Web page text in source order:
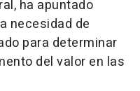
ha apuntado
necesidad de
para determinar
del valor en las